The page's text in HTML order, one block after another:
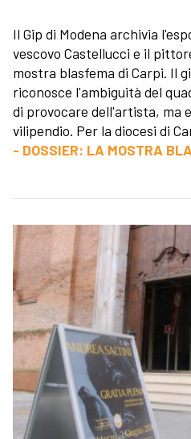
Il Gip di Modena archivia
vescovo Castellucci e il
mostra blasfema di Carpi. Il
riconosce l'ambiguità del
di provocare dell'artista, ma
vilipendio. Per la diocesi di
- DOSSIER: LA MOSTRA